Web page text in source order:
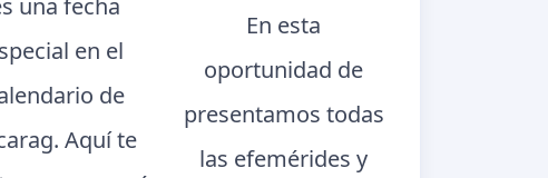
una fecha
en el
de
Aquí te
En esta
oportunidad de
presentamos todas
las efemérides y